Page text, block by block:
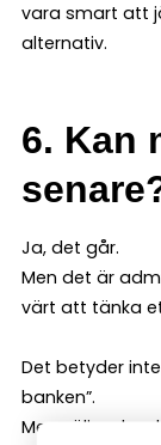
vara smart att
alternativ.
6. Kan
Ja, det går.
Men det är
värt att tänka
Det betyder
banken”.
Men välj en